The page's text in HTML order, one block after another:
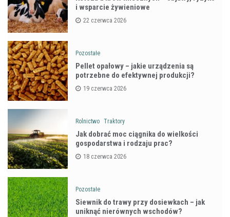
i wsparcie żywieniowe
22 czerwca 2026
Pozostałe
Pellet opałowy – jakie urządzenia są
potrzebne do efektywnej produkcji?
19 czerwca 2026
Rolnictwo Traktory
Jak dobrać moc ciągnika do wielkości
gospodarstwa i rodzaju prac?
18 czerwca 2026
Pozostałe
Siewnik do trawy przy dosiewkach – jak
uniknąć nierównych wschodów?